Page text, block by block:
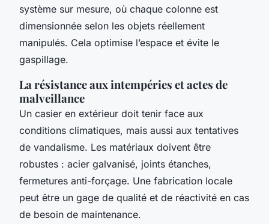
système sur mesure, où chaque colonne est
dimensionnée selon les objets réellement
manipulés. Cela optimise l’espace et évite le
gaspillage.
La résistance aux intempéries et actes de
malveillance
Un casier en extérieur doit tenir face aux
conditions climatiques, mais aussi aux tentatives
de vandalisme. Les matériaux doivent être
robustes : acier galvanisé, joints étanches,
fermetures anti-forçage. Une fabrication locale
peut être un gage de qualité et de réactivité en cas
de besoin de maintenance.